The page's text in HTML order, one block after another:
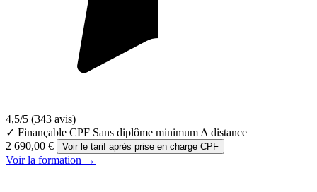
4,5/5 (343 avis)
✓ Finançable CPF Sans diplôme minimum A distance
2 690,00 €
Voir le tarif après prise en charge CPF
Voir la formation →